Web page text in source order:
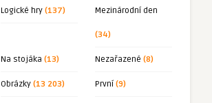
Logické hry (137) Mezinárodní den
(34)
Na stojáka (13) Nezařazené (8)
Obrázky (13 203) První (9)